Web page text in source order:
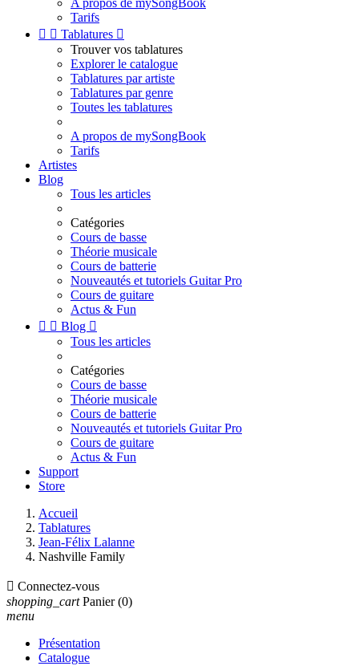
A propos de mySongBook
Tarifs
  Tablatures 
Trouver vos tablatures
Explorer le catalogue
Tablatures par artiste
Tablatures par genre
Toutes les tablatures
A propos de mySongBook
Tarifs
Artistes
Blog
Tous les articles
Catégories
Cours de basse
Théorie musicale
Cours de batterie
Nouveautés et tutoriels Guitar Pro
Cours de guitare
Actus & Fun
  Blog 
Tous les articles
Catégories
Cours de basse
Théorie musicale
Cours de batterie
Nouveautés et tutoriels Guitar Pro
Cours de guitare
Actus & Fun
Support
Store
Accueil
Tablatures
Jean-Félix Lalanne
Nashville Family
 Connectez-vous
shopping_cart Panier (0)
menu
Présentation
Catalogue